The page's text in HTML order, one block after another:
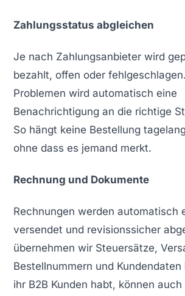
Zahlungsstatus abgleichen
Je nach Zahlungsanbieter wird
bezahlt, offen oder
Problemen wird automatisch eine
Benachrichtigung an die richtige
So hängt keine Bestellung
ohne dass es jemand merkt.
Rechnung und Dokumente
Rechnungen werden automatisch
versendet und revisionssicher
übernehmen wir Steuersätze,
Bestellnummern und Kundendaten
ihr B2B Kunden habt, können auch